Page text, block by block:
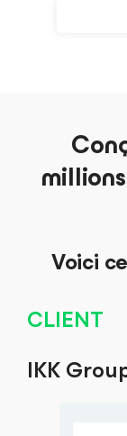
Voici
CLIENT
IKK